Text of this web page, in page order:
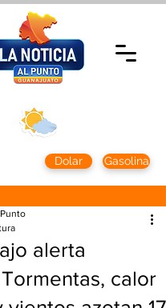
Dolar Gasolina
alerta
calor